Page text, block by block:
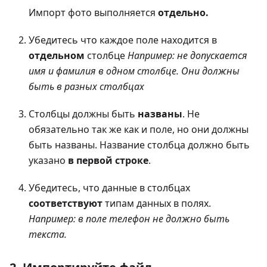
Импорт фото выполняется отдельно.
Убедитесь что каждое поле находится в
отдельном столбцеНапример: не допускается
имя и фамилия в одном столбце. Они должны
быть в разных столбцах
Столбцы должны быть названы. Не
обязательно так же как и поле, но они должны
быть названы. Название столбца должно быть
указано в первой строке.
Убедитесь, что данные в столбцах
соответствуюттипам данных в полях.
Например: в поле телефон не должно быть
текста.